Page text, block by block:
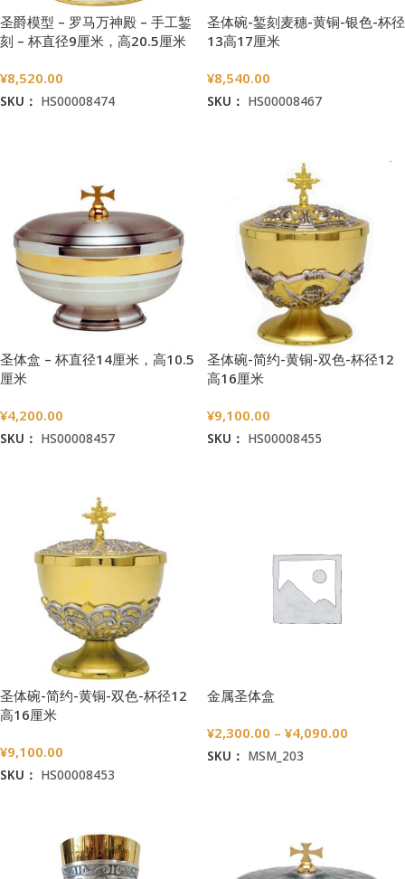
圣爵模型 – 罗马万神殿 – 手工錾
刻 – 杯直径9厘米，高20.5厘米
¥8,520.00
SKU： HS00008474
圣体碗-錾刻麦穗-黄铜-银色-杯径
13高17厘米
¥8,540.00
SKU： HS00008467
圣体盒 – 杯直径14厘米，高10.5
厘米
¥4,200.00
SKU： HS00008457
圣体碗-简约-黄铜-双色-杯径12
高16厘米
¥9,100.00
SKU： HS00008455
圣体碗-简约-黄铜-双色-杯径12
高16厘米
¥9,100.00
SKU： HS00008453
金属圣体盒
¥2,300.00 – ¥4,090.00
SKU： MSM_203